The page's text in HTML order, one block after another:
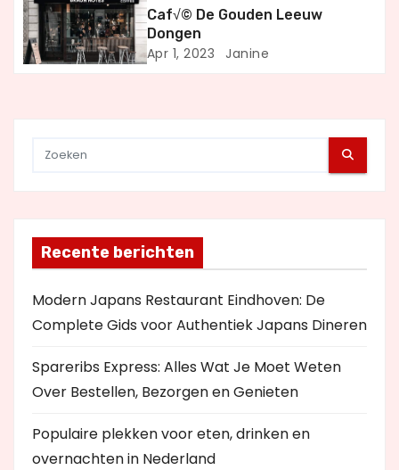
a
t
Caf√© De Gouden Leeuw
Dongen
Apr 1, 2023 Janine
Recente berichten
Modern Japans Restaurant Eindhoven: De
Complete Gids voor Authentiek Japans Dineren
Spareribs Express: Alles Wat Je Moet Weten
Over Bestellen, Bezorgen en Genieten
Populaire plekken voor eten, drinken en
overnachten in Nederland